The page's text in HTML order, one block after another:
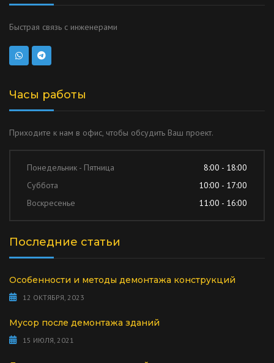
Быстрая связь с инженерами
Часы работы
Приходите к нам в офис, чтобы обсудить Ваш проект.
Понедельник - Пятница
8:00 - 18:00
Суббота
10:00 - 17:00
Воскресенье
11:00 - 16:00
Последние статьи
Особенности и методы демонтажа конструкций
12 ОКТЯБРЯ, 2023
Мусор после демонтажа зданий
15 ИЮЛЯ, 2021